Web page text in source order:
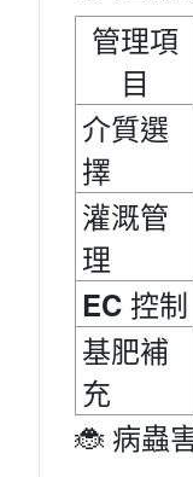
管理項
目
介質選
擇
灌溉管
理
EC 控制
基肥補
充
🐞 病蟲